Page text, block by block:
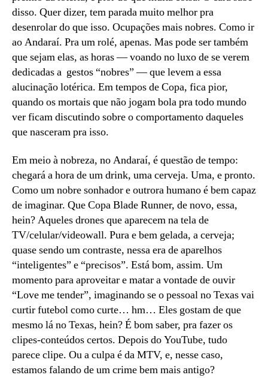
jogo
disso. Quer dizer, tem parada muito melhor pra
desenrolar do que isso. Ocupações mais nobres. Como ir
ao Andaraí. Pra um rolé, apenas. Mas pode ser também
que sejam elas, as horas — voando no luxo de se verem
dedicadas a gestos “nobres” — que levem a essa
alucinação lotérica. Em tempos de Copa, fica pior,
quando os mortais que não jogam bola pra todo mundo
ver ficam discutindo sobre o comportamento daqueles
que nasceram pra isso.
Em meio à nobreza, no Andaraí, é questão de tempo:
chegará a hora de um drink, uma cerveja. Uma, e pronto.
Como um nobre sonhador e outrora humano é bem capaz
de imaginar. Que Copa Blade Runner, de novo, essa,
hein? Aqueles drones que aparecem na tela de
TV/celular/videowall. Pura e bem gelada, a cerveja;
quase sendo um contraste, nessa era de aparelhos
“inteligentes” e “precisos”. Está bom, assim. Um
momento para aproveitar e matar a vontade de ouvir
“Love me tender”, imaginando se o pessoal no Texas vai
curtir futebol como curte… hm… Eles gostam de que
mesmo lá no Texas, hein? É bom saber, pra fazer os
clipes-conteúdos certos. Depois do YouTube, tudo
parece clipe. Ou a culpa é da MTV, e, nesse caso,
estamos falando de um crime bem mais antigo?